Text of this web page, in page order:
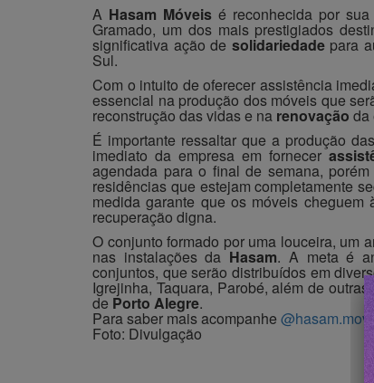
A Hasam Móveis é reconhecida por
Gramado, um dos mais prestigiados
significativa ação de solidariedadepara
Sul.
Com o intuito de oferecer assistência
essencial na produção dos móveis que
reconstrução das vidas e na renovação da
É importante ressaltar que a produção
imediato da empresa em fornecer
agendada para o final de semana,
residências que estejam completamente
medida garante que os móveis
recuperação digna.
O conjunto formado por uma louceira, um
nas instalações da Hasam. A meta é
conjuntos, que serão distribuídos em
Igrejinha, Taquara, Parobé, além de outras
de Porto Alegre.
Para saber mais acompanhe
Foto: Divulgação